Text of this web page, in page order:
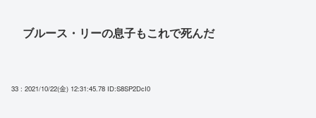
ブルース・リーの息子もこれで死んだ
33 : 2021/10/22(金) 12:31:45.78 ID:S8SP2DcI0